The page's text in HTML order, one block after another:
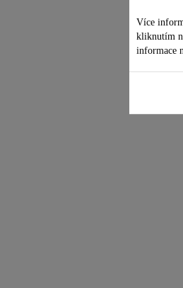
Více
kliknutím
informace